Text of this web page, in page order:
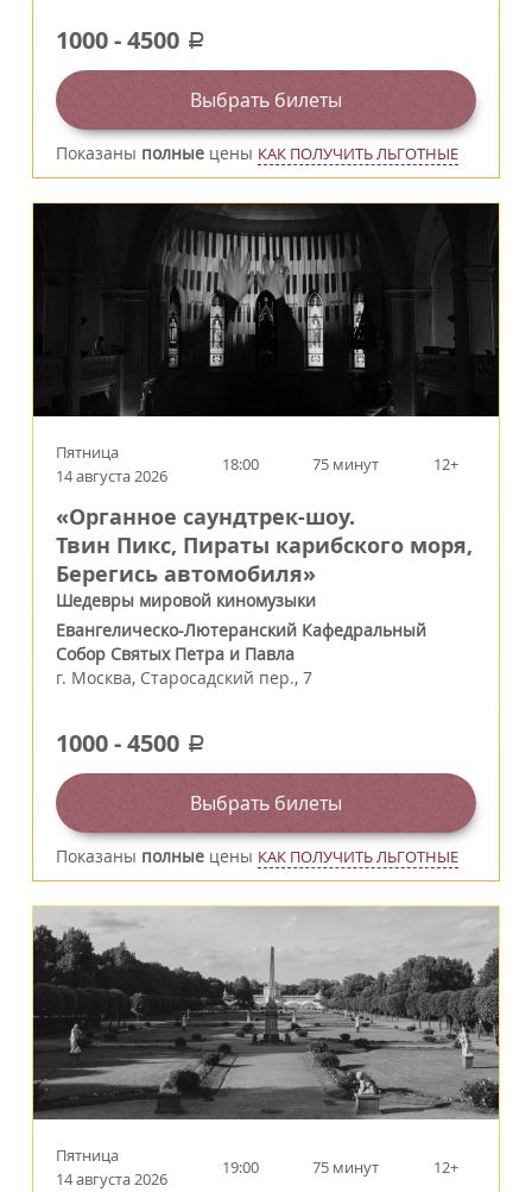
1000-4500 a
Выбрать билеты
Показаны полные цены КАК ПОЛУЧИТЬ ЛЬГОТНЫЕ
Пятница
14 августа 2026
18:00 75 минут 12+
«Органное саундтрек-шоу.
Твин Пикс, Пираты карибского моря,
Берегись автомобиля»
Шедевры мировой киномузыки
Евангелическо-Лютеранский Кафедральный
Собор Святых Петра и Павла
г. Москва, Старосадский пер., 7
1000-4500 a
Выбрать билеты
Показаны полные цены КАК ПОЛУЧИТЬ ЛЬГОТНЫЕ
Пятница
14 августа 2026
19:00 75 минут 12+